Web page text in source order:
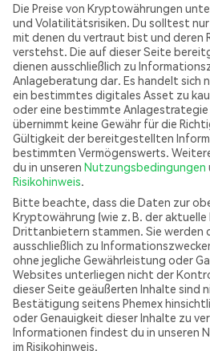
Die Preise von Kryptowährungen
und Volatilitätsrisiken. Du solltest
mit denen du vertraut bist und deren
verstehst. Die auf dieser Seite
dienen ausschließlich zu
Anlageberatung dar. Es handelt sich
ein bestimmtes digitales Asset zu
oder eine bestimmte Anlagestrategie
übernimmt keine Gewähr für die
Gültigkeit der bereitgestellten
bestimmten Vermögenswerts.
du in unseren Nutzungsbedingungen
Risikohinweis.
Bitte beachte, dass die Daten zur
Kryptowährung (wie z. B. der aktuelle
Drittanbietern stammen. Sie werden
ausschließlich zu
ohne jegliche Gewährleistung oder
Websites unterliegen nicht der
dieser Seite geäußerten Inhalte sind
Bestätigung seitens Phemex
oder Genauigkeit dieser Inhalte zu
Informationen findest du in unseren
im Risikohinweis.